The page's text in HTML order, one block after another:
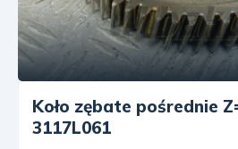
Koło zębate pośrednie
3117L061